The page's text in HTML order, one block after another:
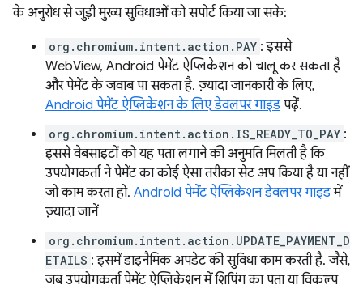
के अनुरोध से जुड़ी मुख्य सुविधाओं को सपोर्ट किया जा सके:
org.chromium.intent.action.PAY : इससे
WebView, Android पेमेंट ऐप्लिकेशन को चालू कर सकता है
और पेमेंट के जवाब पा सकता है. ज़्यादा जानकारी के लिए,
Android पेमेंट ऐप्लिकेशन के लिए डेवलपर गाइड पढ़ें.
org.chromium.intent.action.IS_READY_TO_PAY :
इससे वेबसाइटों को यह पता लगाने की अनुमति मिलती है कि
उपयोगकर्ता ने पेमेंट का कोई ऐसा तरीका सेट अप किया है या नहीं
जो काम करता हो. Android पेमेंट ऐप्लिकेशन डेवलपर गाइडमें
ज़्यादा जानें
org.chromium.intent.action.UPDATE_PAYMENT_D
ETAILS : इसमें डाइनैमिक अपडेट की सुविधा काम करती है. जैसे,
जब उपयोगकर्ता पेमेंट ऐप्लिकेशन में शिपिंग का पता या विकल्प